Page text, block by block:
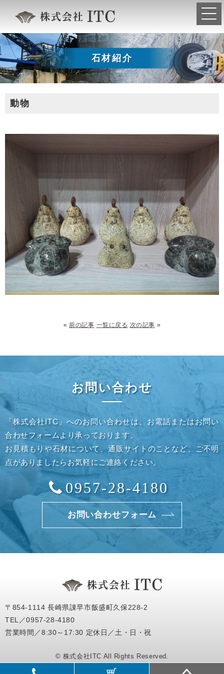
石材紹介
動物
«前の記事 一覧に戻る 次の記事 »
お問い合わせ
「株式会社ITC」へのお問い合わせは、お電話またはお問い
合わせフォームより承っております。
お見積もりや石材について、通販サイトのことなど、ご不明
点がありましたらお気軽にご連絡ください。
0957-28-4180
お問い合わせフォーム
〒854-1114 長崎県諌早市飯盛町久保228-2
TEL／0957-28-4180
営業時間／8:30～17:30 定休日／土・日・祝
© 株式会社ITC All Rights Reserved.